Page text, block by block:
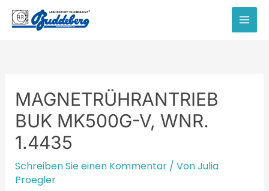
Zum
Inhalt
springen
MAGNETRÜHRANTRIEB
BUK MK500G-V, WNR.
1.4435
Schreiben Sie einen Kommentar / VonJulia
Proegler